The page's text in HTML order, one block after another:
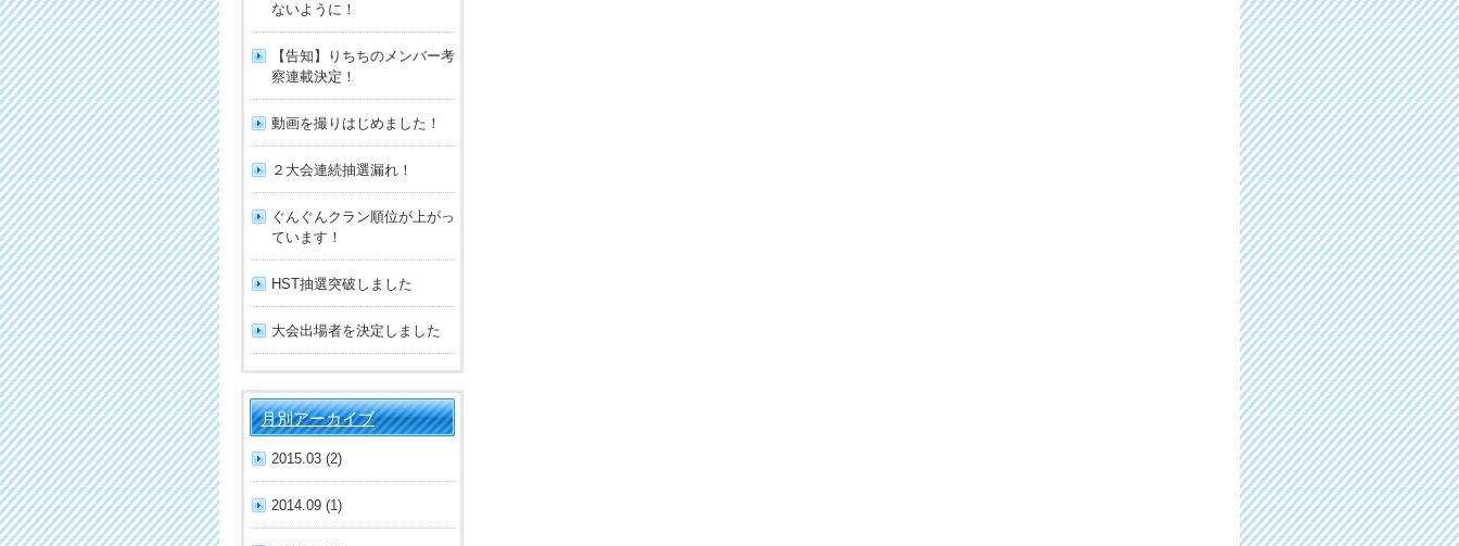
ないように！
【告知】りちちのメンバー考
察連載決定！
動画を撮りはじめました！
２大会連続抽選漏れ！
ぐんぐんクラン順位が上がっ
ています！
HST抽選突破しました
大会出場者を決定しました
月別アーカイブ
2015.03 (2)
2014.09 (1)